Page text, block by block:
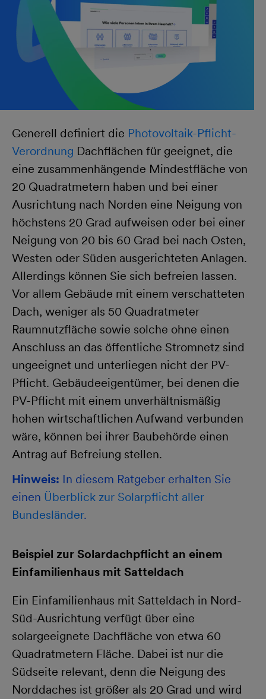
Generell definiert die Photovoltaik-Pflicht-
Verordnung Dachflächen für geeignet, die
eine zusammenhängende Mindestfläche von
20 Quadratmetern haben und bei einer
Ausrichtung nach Norden eine Neigung von
höchstens 20 Grad aufweisen oder bei einer
Neigung von 20 bis 60 Grad bei nach Osten,
Westen oder Süden ausgerichteten Anlagen.
Allerdings können Sie sich befreien lassen.
Vor allem Gebäude mit einem verschatteten
Dach, weniger als 50 Quadratmeter
Raumnutzfläche sowie solche ohne einen
Anschluss an das öffentliche Stromnetz sind
ungeeignet und unterliegen nicht der PV-
Pflicht. Gebäudeeigentümer, bei denen die
PV-Pflicht mit einem unverhältnismäßig
hohen wirtschaftlichen Aufwand verbunden
wäre, können bei ihrer Baubehörde einen
Antrag auf Befreiung stellen.
Hinweis: In diesem Ratgeber erhalten Sie
einen Überblick zur Solarpflicht aller
Bundesländer.
Beispiel zur Solardachpflicht an einem
Einfamilienhaus mit Satteldach
Ein Einfamilienhaus mit Satteldach in Nord-
Süd-Ausrichtung verfügt über eine
solargeeignete Dachfläche von etwa 60
Quadratmetern Fläche. Dabei ist nur die
Südseite relevant, denn die Neigung des
Norddaches ist größer als 20 Grad und wird